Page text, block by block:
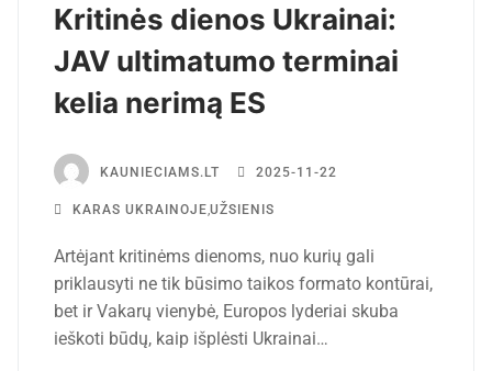
Kritinės dienos Ukrainai:
JAV ultimatumo terminai
kelia nerimą ES
KAUNIECIAMS.LT 2025-11-22
KARAS UKRAINOJE,UŽSIENIS
Artėjant kritinėms dienoms, nuo kurių gali
priklausyti ne tik būsimo taikos formato kontūrai,
bet ir Vakarų vienybė, Europos lyderiai skuba
ieškoti būdų, kaip išplėsti Ukrainai…